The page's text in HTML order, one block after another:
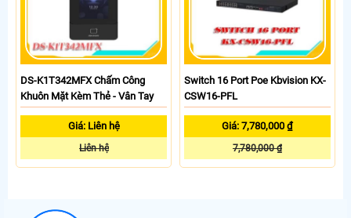
DS-K1T342MFX Chấm Công
Khuôn Mặt Kèm Thẻ - Vân Tay
Giá: Liên hệ
Liên hệ
Switch 16 Port Poe Kbvision KX-
CSW16-PFL
Giá: 7,780,000 ₫
7,780,000 ₫